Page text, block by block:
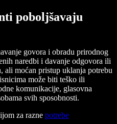
poboljšavaju
govora i obradu prirodnog
naredbi i davanje odgovora ili
ali moćan pristup uklanja potrebu
može biti teško ili
komunikacije, glasovna
svih sposobnosti.
za razne potrebe